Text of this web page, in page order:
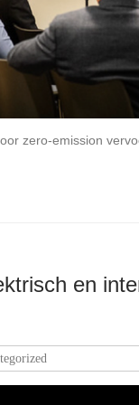
zero-emission
en